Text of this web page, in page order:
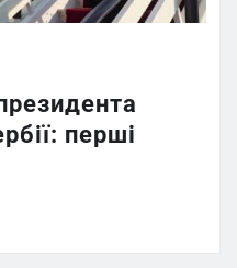
перші